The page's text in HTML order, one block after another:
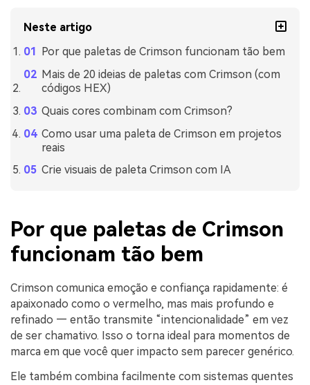
Neste artigo
Por que paletas de Crimson funcionam tão bem
Mais de 20 ideias de paletas com Crimson (com
códigos HEX)
Quais cores combinam com Crimson?
Como usar uma paleta de Crimson em projetos
reais
Crie visuais de paleta Crimson com IA
Por que paletas de Crimson
funcionam tão bem
Crimson comunica emoção e confiança rapidamente: é
apaixonado como o vermelho, mas mais profundo e
refinado — então transmite “intencionalidade” em vez
de ser chamativo. Isso o torna ideal para momentos de
marca em que você quer impacto sem parecer genérico.
Ele também combina facilmente com sistemas quentes